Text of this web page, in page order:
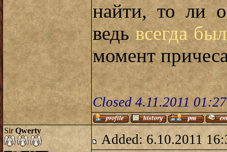
найти, то ли
ведьвсегда
момент
Closed 4.11.2011
SirQwerty
Added: 6.10.2011